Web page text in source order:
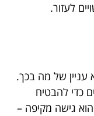
לעזור.
עניין של מה בכך.
כדי להבטיח
גישה מקיפה –